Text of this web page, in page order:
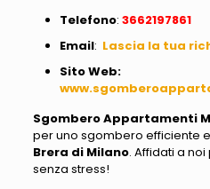
Telefono: 3662197861
Email: Lascia la tua
Sito Web:
Sgombero Appartamenti
per uno sgombero efficiente
Brera di Milano. Affidati a
senza stress!